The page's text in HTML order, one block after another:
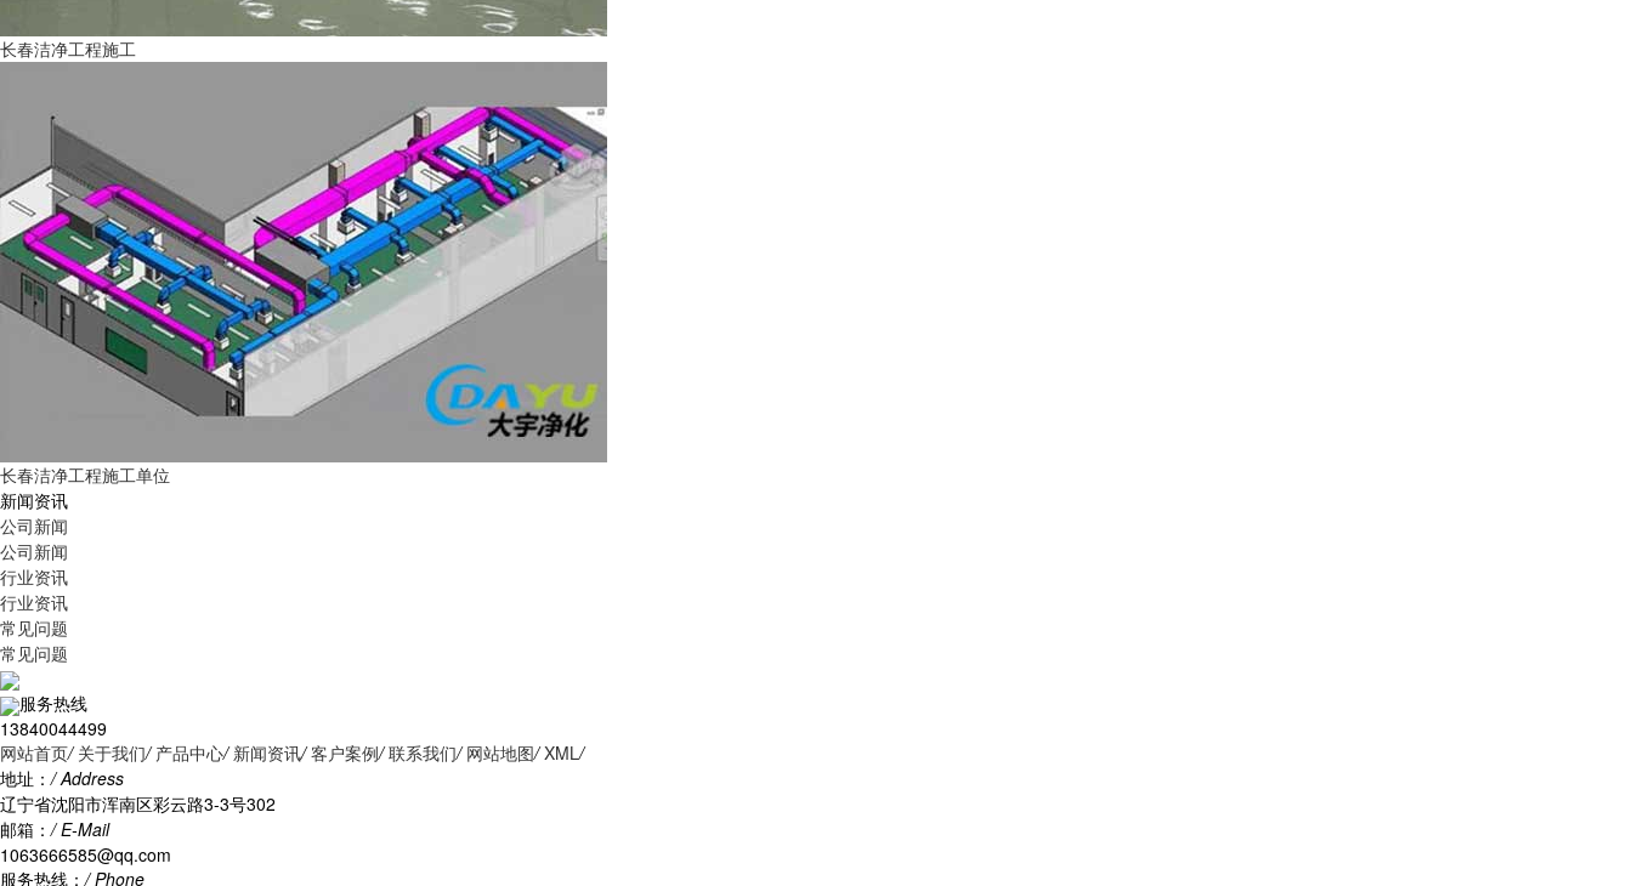
长春洁净工程施工
长春洁净工程施工单位
新闻资讯
公司新闻
公司新闻
行业资讯
行业资讯
常见问题
常见问题
服务热线
13840044499
网站首页/ 关于我们/ 产品中心/ 新闻资讯/ 客户案例/ 联系我们/ 网站地图/ XML/
地址：/ Address
辽宁省沈阳市浑南区彩云路3-3号302
邮箱：/ E-Mail
1063666585@qq.com
服务热线：/ Phone